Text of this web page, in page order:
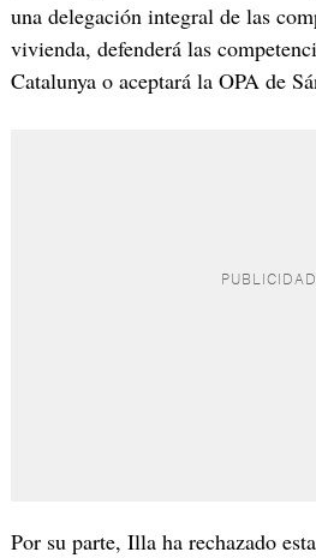
una delegación integral de las
vivienda, defenderá las
Catalunya o aceptará la OPA de
Por su parte, Illa ha rechazado